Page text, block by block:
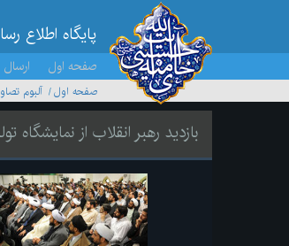
پایگاه اطلاع
صفحه اول ارسال
صفحه اول آلبوم
بازدید رهبر انقلاب از